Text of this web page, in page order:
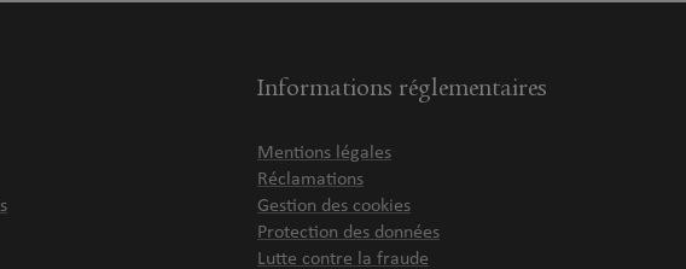
Informations réglementaires
Mentions légales
Réclamations
Gestion des cookies
Protection des données
Lutte contre la fraude